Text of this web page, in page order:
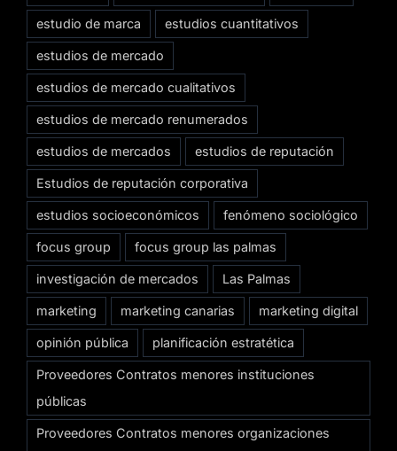
estudio de marca estudios cuantitativos
estudios de mercado
estudios de mercado cualitativos
estudios de mercado renumerados
estudios de mercados estudios de reputación
Estudios de reputación corporativa
estudios socioeconómicos fenómeno sociológico
focus group focus group las palmas
investigación de mercados Las Palmas
marketing marketing canarias marketing digital
opinión pública planificación estratética
Proveedores Contratos menores instituciones
públicas
Proveedores Contratos menores organizaciones